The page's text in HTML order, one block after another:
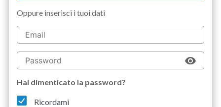
Oppure inserisci i tuoi dati
Hai dimenticato la password?
Ricordami